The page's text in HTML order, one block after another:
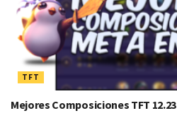
TFT
Mejores Composiciones TFT 12.23